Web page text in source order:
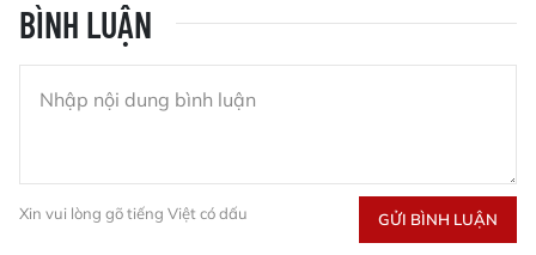
BÌNH LUẬN
Xin vui lòng gõ tiếng Việt có dấu GỬI BÌNH LUẬN